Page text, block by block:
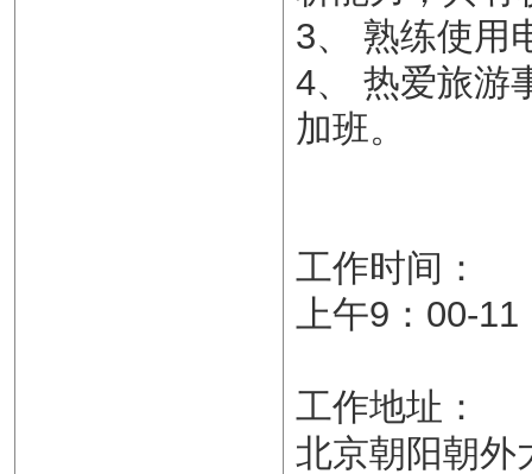
3、 熟练使用
4、 热爱旅游
加班。
工作时间：
上午9：00-
工作地址：
北京朝阳朝外